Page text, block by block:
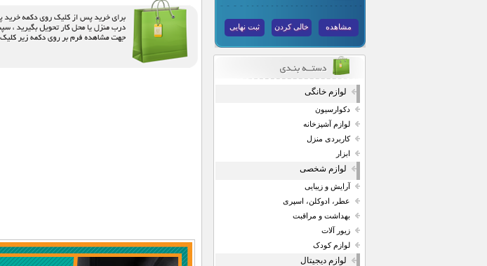
مشاهده خالی کردن ثبت نهایی
لوازم خانگی
دکوارسیون
لوازم آشپزخانه
کاربردی منزل
ابزار
لوازم شخصی
آرایش و زیبایی
عطر، ادوکلن، اسپری
بهداشت و مراقبت
زیور آلات
لوازم کودک
لوازم دیجیتال